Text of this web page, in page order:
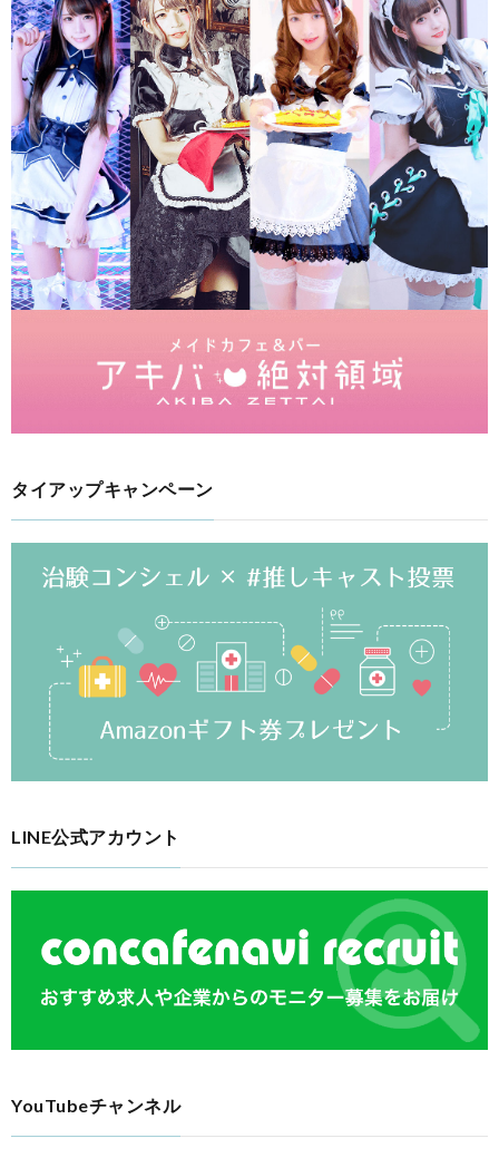
タイアップキャンペーン
LINE公式アカウント
YouTubeチャンネル